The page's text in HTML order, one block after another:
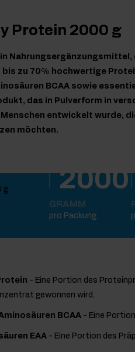
Protein 2000 g
Nahrungsergänzungsmittel,
zu 70% hochwertige
BCAA sowie
das in Pulverform in
entwickelt wurde,
möchten.
2000
GRAMM
pro Packung
- Eine Portion des
gewonnen wird.
BCAA - Eine
EAA - Eine Portion des